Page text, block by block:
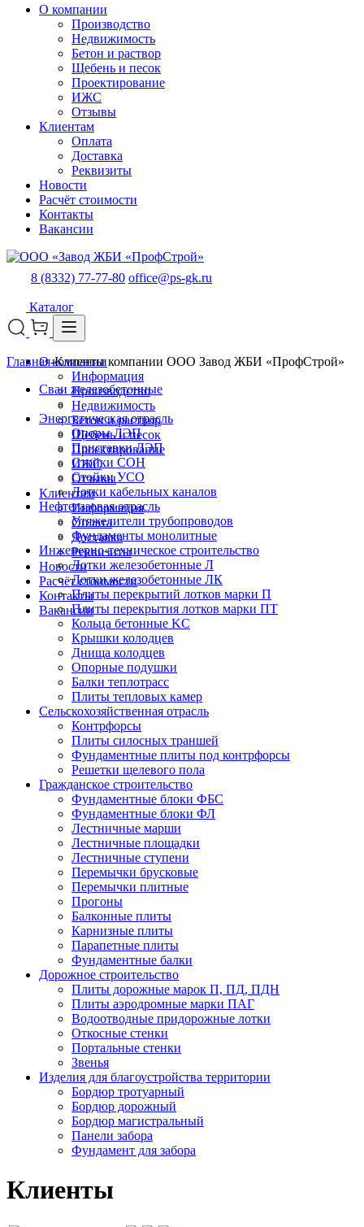
О компании
Производство
Недвижимость
Бетон и раствор
Щебень и песок
Проектирование
ИЖС
Отзывы
Клиентам
Оплата
Доставка
Реквизиты
Новости
Расчёт стоимости
Контакты
Вакансии
8 (8332) 77-77-80 office@ps-gk.ru
Каталог
О компании
Информация
Производство
Недвижимость
Бетон и раствор
Щебень и песок
Проектирование
ИЖС
Отзывы
Клиентам
Информация
Оплата
Доставка
Реквизиты
Новости
Расчёт стоимости
Контакты
Вакансии
Главная-Клиенты компании ООО Завод ЖБИ «ПрофСтрой»
Сваи железобетонные
Энергетическая отрасль
Опоры ЛЭП
Приставки ЛЭП
Стойки СОН
Стойки УСО
Лотки кабельных каналов
Нефтегазовая отрасль
Утяжелители трубопроводов
Фундаменты монолитные
Инженерно-техническое строительство
Лотки железобетонные Л
Лотки железобетонные ЛК
Плиты перекрытий лотков марки П
Плиты перекрытия лотков марки ПТ
Кольца бетонные KC
Крышки колодцев
Днища колодцев
Опорные подушки
Балки теплотрасс
Плиты тепловых камер
Сельскохозяйственная отрасль
Контрфорсы
Плиты силосных траншей
Фундаментные плиты под контрфорсы
Решетки щелевого пола
Гражданское строительство
Фундаментные блоки ФБС
Фундаментные блоки ФЛ
Лестничные марши
Лестничные площадки
Лестничные ступени
Перемычки брусковые
Перемычки плитные
Прогоны
Балконные плиты
Карнизные плиты
Парапетные плиты
Фундаментные балки
Дорожное строительство
Плиты дорожные марок П, ПД, ПДН
Плиты аэродромные марки ПАГ
Водоотводные придорожные лотки
Откосные стенки
Портальные стенки
Звенья
Изделия для благоустройства территории
Бордюр тротуарный
Бордюр дорожный
Бордюр магистральный
Панели забора
Фундамент для забора
Клиенты